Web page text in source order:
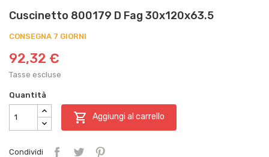
Cuscinetto 800179 D Fag 30x120x63.5
CONSEGNA 7 GIORNI
92,32 €
Tasse escluse
Quantità
 Aggiungi al carrello
Condividi